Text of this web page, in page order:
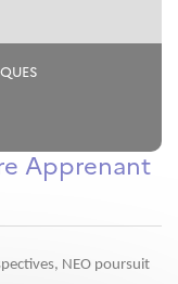
Apprenant
NEO poursuit